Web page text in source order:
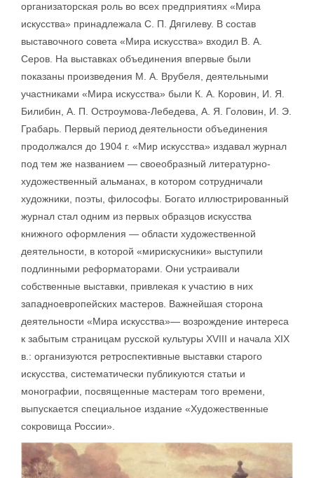
организаторская роль во всех предприятиях «Мира
искусства» принадлежала С. П. Дягилеву. В состав
выставочного совета «Мира искусства» входил В. А.
Серов. На выставках объединения впервые были
показаны произведения М. А. Врубеля, деятельными
участниками «Мира искусства» были К. А. Коровин, И. Я.
Билибин, А. П. Остроумова-Лебедева, А. Я. Головин, И. Э.
Грабарь. Первый период деятельности объединения
продолжался до 1904 г. «Мир искусства» издавал журнал
под тем же названием — своеобразный литературно-
художественный альманах, в котором сотрудничали
художники, поэты, философы. Богато иллюстрированный
журнал стал одним из первых образцов искусства
книжного оформления — области художественной
деятельности, в которой «мирискусники» выступили
подлинными реформаторами. Они устраивали
собственные выставки, привлекая к участию в них
западноевропейских мастеров. Важнейшая сторона
деятельности «Мира искусства»— возрождение интереса
к забытым страницам русской культуры XVIII и начала XIX
в.: организуются ретроспективные выставки старого
искусства, систематически публикуются статьи и
монографии, посвященные мастерам того времени,
выпускается специальное издание «Художественные
сокровища России».